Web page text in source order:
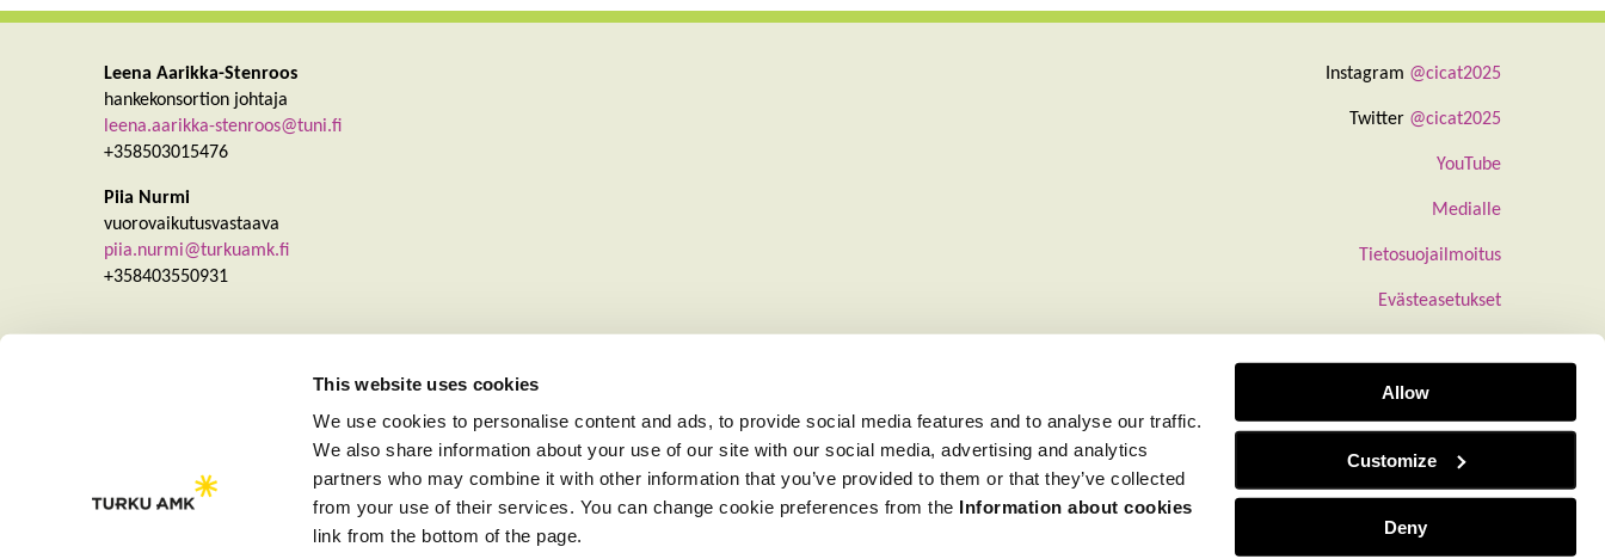
This website uses cookies
We use cookies to personalise content and ads, to provide social media features and to analyse our traffic.
We also share information about your use of our site with our social media, advertising and analytics
partners who may combine it with other information that you’ve provided to them or that they’ve collected
from your use of their services. You can change cookie preferences from the Information about cookies
link from the bottom of the page.
Allow
Customize
Deny
Leena Aarikka-Stenroos
hankekonsortion johtaja
leena.aarikka-stenroos@tuni.fi
+358503015476
Piia Nurmi
vuorovaikutusvastaava
piia.nurmi@turkuamk.fi
+358403550931
Instagram @cicat2025
Twitter @cicat2025
YouTube
Medialle
Tietosuojailmoitus
Evästeasetukset